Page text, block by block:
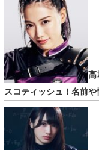
高
スコティッシュ！名前や